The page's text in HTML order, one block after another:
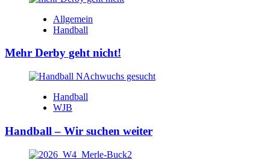
Allgemein
Handball
Mehr Derby geht nicht!
Handball
WJB
Handball – Wir suchen weiter